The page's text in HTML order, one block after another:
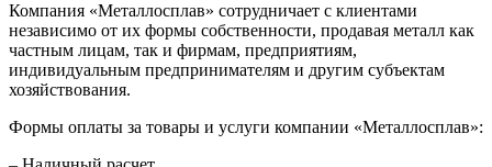
Компания «Металлосплав» сотрудничает с клиентами
независимо от их формы собственности, продавая металл как
частным лицам, так и фирмам, предприятиям,
индивидуальным предпринимателям и другим субъектам
хозяйствования.
Формы оплаты за товары и услуги компании «Металлосплав»: